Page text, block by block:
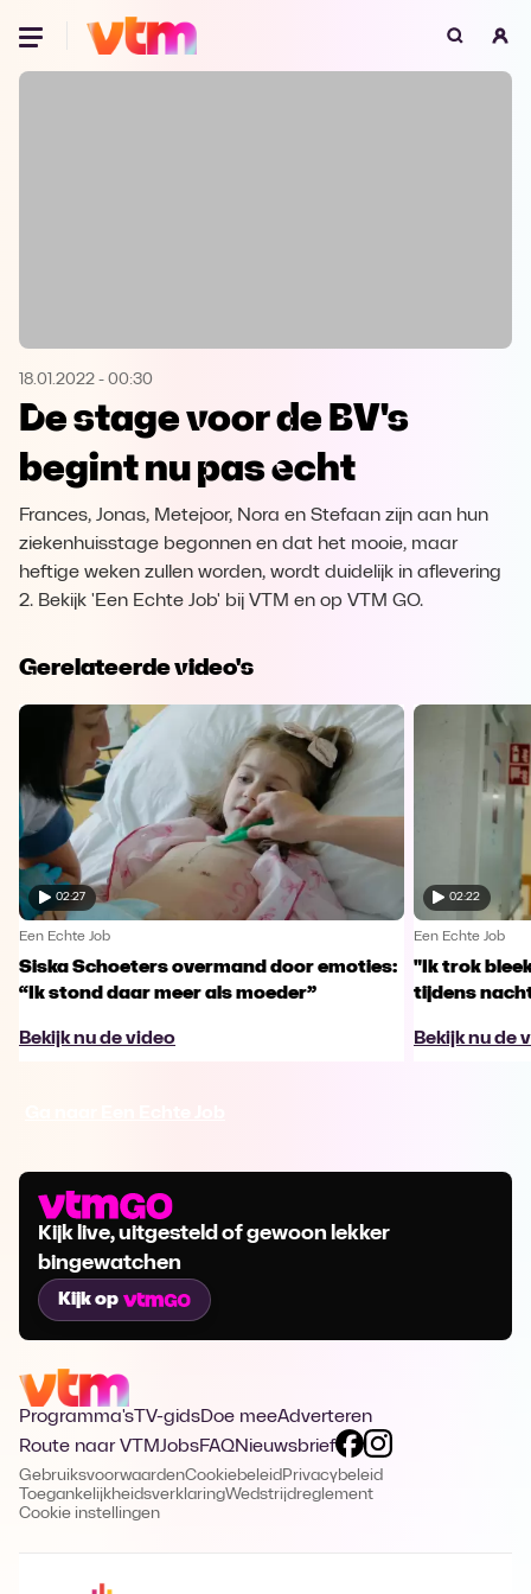
Oeps, browser niet ondersteund
Microsoft Edge Download
Opera
18.01.2022 - 00:30
De stage voor de BV's
begint nu pas echt
Frances, Jonas, Metejoor, Nora en Stefaan zijn aan hun
ziekenhuisstage begonnen en dat het mooie, maar
heftige weken zullen worden, wordt duidelijk in aflevering
2. Bekijk 'Een Echte Job' bij VTM en op VTM GO.
Gerelateerde video's
02:27
Een Echte Job
Siska Schoeters overmand door emoties:
“Ik stond daar meer als moeder”
Bekijk nu de video
02:22
Een Echte Job
"Ik trok
tijdens
Bekijk nu de
Kijk live, uitgesteld of gewoon lekker
bingewatchen
Kijk op
Programma's TV-gidsDoe meeAdverteren
Route naar VTMJobsFAQNieuwsbrief
GebruiksvoorwaardenCookiebeleid Privacybeleid
ToegankelijkheidsverklaringWedstrijdreglement
Cookie instellingen